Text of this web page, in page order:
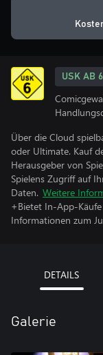
USK AB
Über die Cloud
oder Ultimate. Kauf
Herausgeber von
Spielens Zugriff auf
Daten. Weitere
+Bietet In-App-Käufe
Informationen zum
DETAILS
Galerie